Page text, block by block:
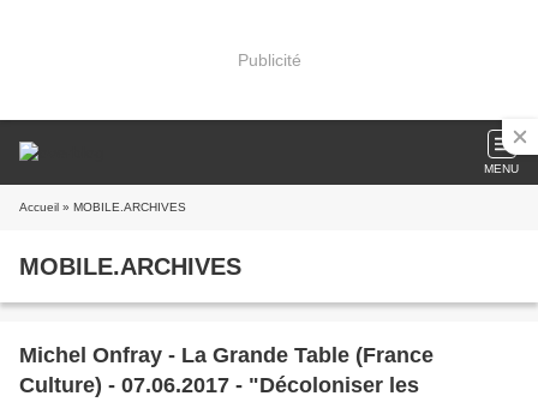
Publicité
MENU
Accueil » MOBILE.ARCHIVES
MOBILE.ARCHIVES
Michel Onfray - La Grande Table (France
Culture) - 07.06.2017 - "Décoloniser les